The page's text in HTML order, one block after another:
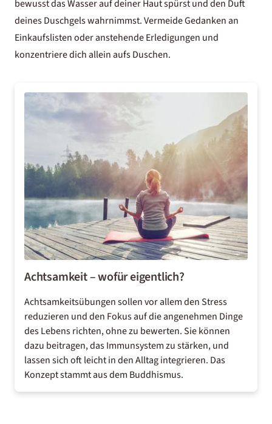
bewusst das Wasser auf deiner Haut spürst und den Duft
deines Duschgels wahrnimmst. Vermeide Gedanken an
Einkaufslisten oder anstehende Erledigungen und
konzentriere dich allein aufs Duschen.
Achtsamkeit – wofür eigentlich?
Achtsamkeitsübungen sollen vor allem den Stress
reduzieren und den Fokus auf die angenehmen Dinge
des Lebens richten, ohne zu bewerten. Sie können
dazu beitragen, das Immunsystem zu stärken, und
lassen sich oft leicht in den Alltag integrieren. Das
Konzept stammt aus dem Buddhismus.